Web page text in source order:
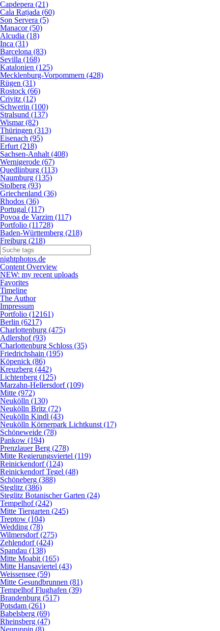
Capdepera (21)
Cala Ratjada (60)
Son Servera (5)
Manacor (50)
Alcudia (18)
Inca (31)
Barcelona (83)
Sevilla (168)
Katalonien (125)
Mecklenburg-Vorpommern (428)
Rügen (31)
Rostock (66)
Crivitz (12)
Schwerin (100)
Stralsund (137)
Wismar (82)
Thüringen (313)
Eisenach (95)
Erfurt (218)
Sachsen-Anhalt (408)
Wernigerode (67)
Quedlinburg (113)
Naumburg (135)
Stolberg (93)
Griechenland (36)
Rhodos (36)
Portugal (117)
Povoa de Varzim (117)
Portfolio (11728)
Baden-Württemberg (218)
Freiburg (218)
nightphotos.de
Content Overview
NEW: my recent uploads
Favorites
Timeline
The Author
Impressum
Portfolio (12161)
Berlin (6217)
Charlottenburg (475)
Adlershof (93)
Charlottenburg Schloss (35)
Friedrichshain (195)
Köpenick (86)
Kreuzberg (442)
Lichtenberg (125)
Marzahn-Hellersdorf (109)
Mitte (972)
Neukölln (130)
Neukölln Britz (72)
Neukölln Kindl (43)
Neukölln Körnerpark Lichtkunst (17)
Schöneweide (78)
Pankow (194)
Prenzlauer Berg (278)
Mitte Regierungsviertel (119)
Reinickendorf (124)
Reinickendorf Tegel (48)
Schöneberg (388)
Steglitz (386)
Steglitz Botanischer Garten (24)
Tempelhof (242)
Mitte Tiergarten (245)
Treptow (104)
Wedding (78)
Wilmersdorf (275)
Zehlendorf (424)
Spandau (138)
Mitte Moabit (165)
Mitte Hansaviertel (43)
Weissensee (59)
Mitte Gesundbrunnen (81)
Tempelhof Flughafen (39)
Brandenburg (517)
Potsdam (261)
Babelsberg (69)
Rheinsberg (47)
Neuruppin (8)